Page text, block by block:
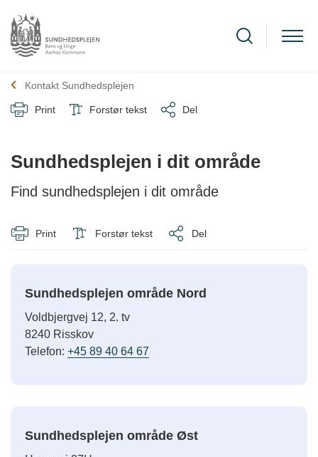
Kontakt Sundhedsplejen
Print Forstør tekst Del
Sundhedsplejen i dit område
Find sundhedsplejen i dit område
Print Forstør tekst Del
Sundhedsplejen område Nord
Voldbjergvej 12, 2. tv
8240 Risskov
Telefon: +45 89 40 64 67
Sundhedsplejen område Øst